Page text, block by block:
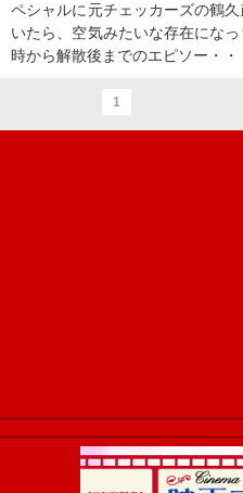
ペシャルに元チェッカーズの鶴
いたら、空気みたいな存在にな
時から解散後までのエピソー・・
1